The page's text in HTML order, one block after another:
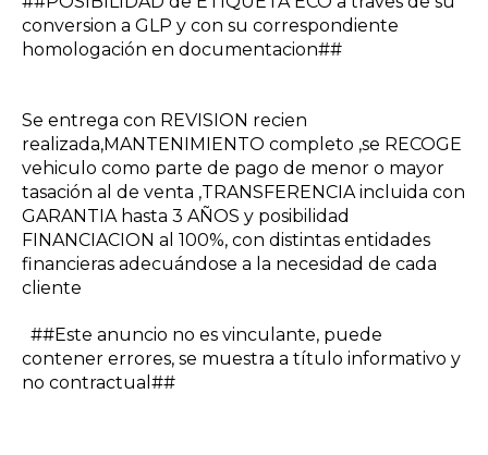
conversion a GLP y con su correspondiente
homologación en documentacion##
Se entrega con REVISION recien
realizada,MANTENIMIENTO completo ,se RECOGE
vehiculo como parte de pago de menor o mayor
tasación al de venta ,TRANSFERENCIA incluida con
GARANTIA hasta 3 AÑOS y posibilidad
FINANCIACION al 100%, con distintas entidades
financieras adecuándose a la necesidad de cada
cliente
##Este anuncio no es vinculante, puede
contener errores, se muestra a título informativo y
no contractual##